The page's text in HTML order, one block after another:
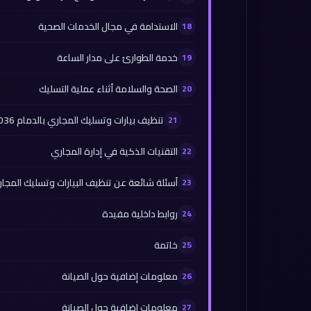
الاستدامة في مجال الخدمات الصحية
خدمة الطوارئ على مدار الساعة
الصحة والسلامة أثناء عملية التسليك
تنظيف بيارات وتسليك المجاري بالدمام 0565930036
التقنيات الذكية في إدارة المجاري
أسئلة شائعة عن تنظيف البيارات وتسليك
روابط داخلية مفيدة
خاتمة
معلومات إضافية حول الصيانة